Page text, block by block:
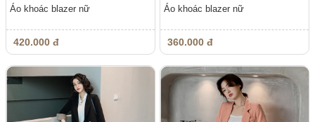
Áo khoác blazer nữ
420.000 đ
Áo khoác blazer nữ
360.000 đ